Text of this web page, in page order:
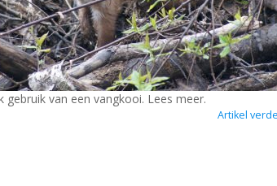
gebruik van een vangkooi. Lees meer.
Artikel